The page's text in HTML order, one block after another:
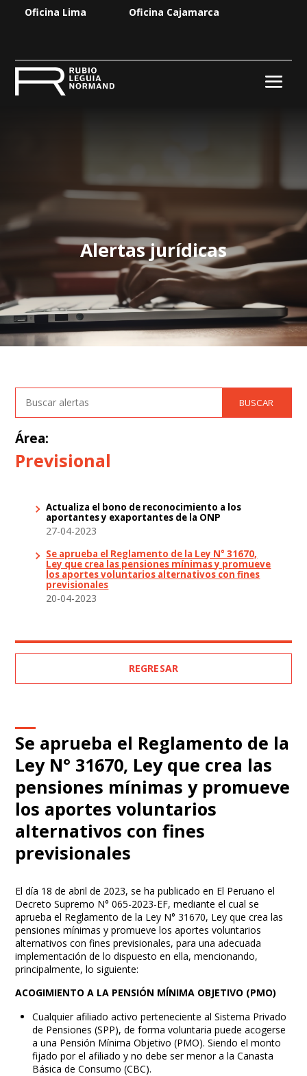
Oficina Lima Oficina Cajamarca
Alertas jurídicas
Área:
Previsional
Actualiza el bono de reconocimiento a los
aportantes y exaportantes de la ONP
27-04-2023
Se aprueba el Reglamento de la Ley N° 31670,
Ley que crea las pensiones mínimas y promueve
los aportes voluntarios alternativos con fines
previsionales
20-04-2023
REGRESAR
Se aprueba el Reglamento de la
Ley N° 31670, Ley que crea las
pensiones mínimas y promueve
los aportes voluntarios
alternativos con fines
previsionales
El día 18 de abril de 2023, se ha publicado en El Peruano el
Decreto Supremo N° 065-2023-EF, mediante el cual se
aprueba el Reglamento de la Ley N° 31670, Ley que crea las
pensiones mínimas y promueve los aportes voluntarios
alternativos con fines previsionales, para una adecuada
implementación de lo dispuesto en ella, mencionando,
principalmente, lo siguiente:
ACOGIMIENTO A LA PENSIÓN MÍNIMA OBJETIVO (PMO)
Cualquier afiliado activo perteneciente al Sistema Privado
de Pensiones (SPP), de forma voluntaria puede acogerse
a una Pensión Mínima Objetivo (PMO). Siendo el monto
fijado por el afiliado y no debe ser menor a la Canasta
Básica de Consumo (CBC).